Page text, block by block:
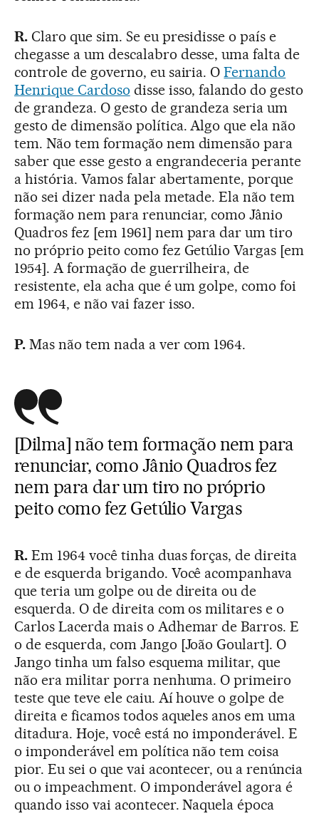
R. Claro que sim. Se eu presidisse o país e
chegasse a um descalabro desse, uma falta de
controle de governo, eu sairia. OFernando
Henrique Cardoso disse isso, falando do gesto
de grandeza. O gesto de grandeza seria um
gesto de dimensão política. Algo que ela não
tem. Não tem formação nem dimensão para
saber que esse gesto a engrandeceria perante
a história. Vamos falar abertamente, porque
não sei dizer nada pela metade. Ela não tem
formação nem para renunciar, como Jânio
Quadros fez [em 1961] nem para dar um tiro
no próprio peito como fez Getúlio Vargas [em
1954]. A formação de guerrilheira, de
resistente, ela acha que é um golpe, como foi
em 1964, e não vai fazer isso.
P. Mas não tem nada a ver com 1964.
[Dilma] não tem formação nem para
renunciar, como Jânio Quadros fez
nem para dar um tiro no próprio
peito como fez Getúlio Vargas
R. Em 1964 você tinha duas forças, de direita
e de esquerda brigando. Você acompanhava
que teria um golpe ou de direita ou de
esquerda. O de direita com os militares e o
Carlos Lacerda mais o Adhemar de Barros. E
o de esquerda, com Jango [João Goulart]. O
Jango tinha um falso esquema militar, que
não era militar porra nenhuma. O primeiro
teste que teve ele caiu. Aí houve o golpe de
direita e ficamos todos aqueles anos em uma
ditadura. Hoje, você está no imponderável. E
o imponderável em política não tem coisa
pior. Eu sei o que vai acontecer, ou a renúncia
ou o impeachment. O imponderável agora é
quando isso vai acontecer. Naquela época